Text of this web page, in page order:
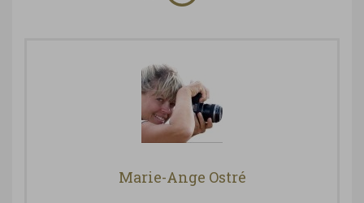
Marie-Ange Ostré